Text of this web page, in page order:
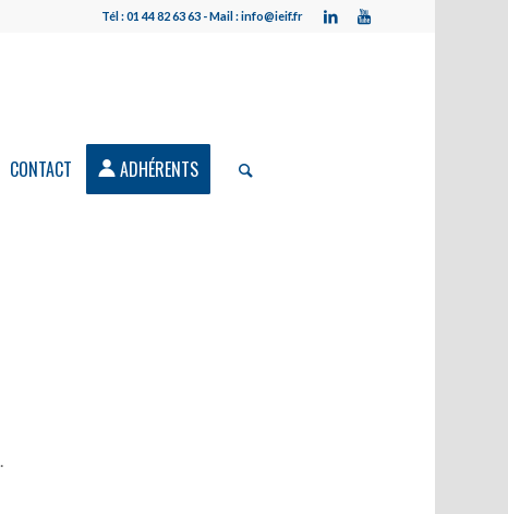
Tél : 01 44 82 63 63 - Mail : info@ieif.fr
CONTACT ADHÉRENTS